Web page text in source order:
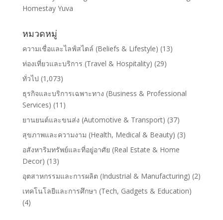
Homestay Yuva
หมวดหมู่
ความเชื่อและไลฟ์สไตล์ (Beliefs & Lifestyle) (13)
ท่องเที่ยวและบริการ (Travel & Hospitality) (29)
ทั่วไป (1,073)
ธุรกิจและบริการเฉพาะทาง (Business & Professional
Services) (11)
ยานยนต์และขนส่ง (Automotive & Transport) (37)
สุขภาพและความงาม (Health, Medical & Beauty) (3)
อสังหาริมทรัพย์และที่อยู่อาศัย (Real Estate & Home
Decor) (13)
อุตสาหกรรมและการผลิต (Industrial & Manufacturing) (2)
เทคโนโลยีและการศึกษา (Tech, Gadgets & Education)
(4)